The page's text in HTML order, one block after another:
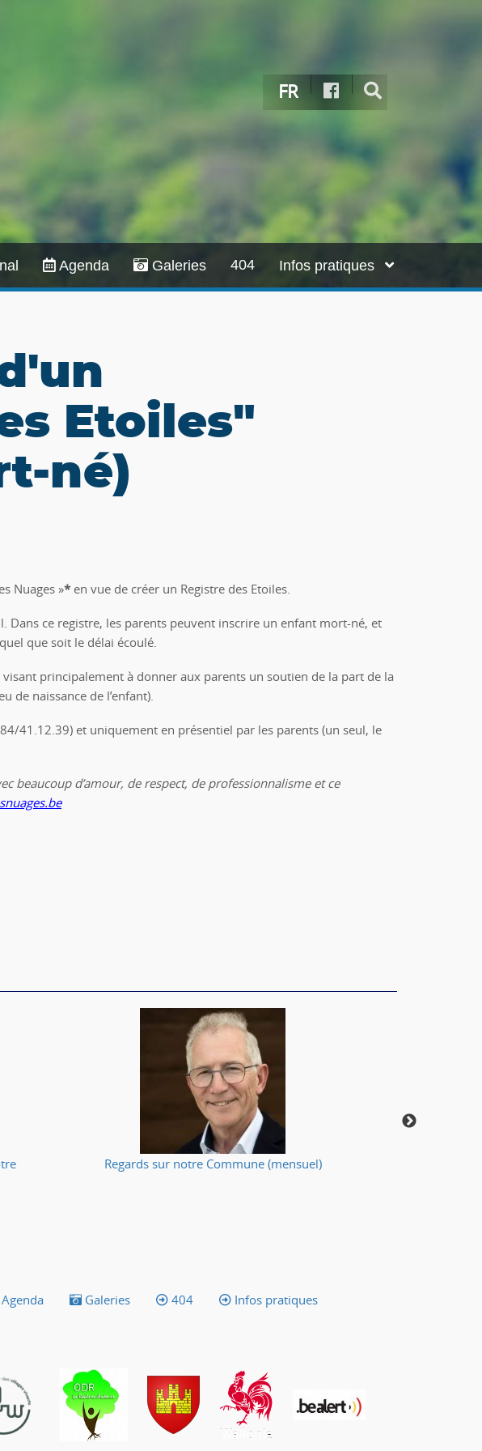
FR
Agenda Galeries 404 Infos pratiques
Etoiles"
né)
Nuages »* en vue de créer un Registre des Etoiles.
Dans ce registre, les parents peuvent inscrire un enfant mort-né, et
que soit le délai écoulé.
principalement à donner aux parents un soutien de la part de la
de naissance de l’enfant).
41.12.39) et uniquement en présentiel par les parents (un seul, le
beaucoup d’amour, de respect, de professionnalisme et ce
Regards sur notre Commune (mensuel)
Galeries 404 Infos pratiques